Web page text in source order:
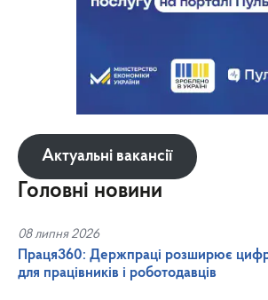
Актуальні вакансії
Головні новини
08 липня 2026
Праця360: Держпраці розширює
для працівників і роботодавців